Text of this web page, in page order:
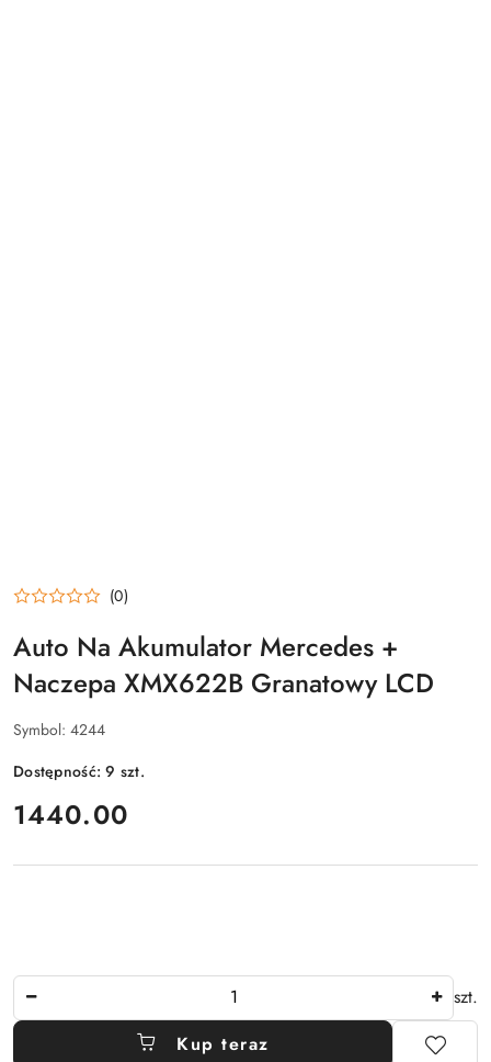
(0)
Auto Na Akumulator Mercedes +
Naczepa XMX622B Granatowy LCD
Symbol: 4244
Dostępność:9 szt.
cena:
1440.00
szt.
Kup teraz